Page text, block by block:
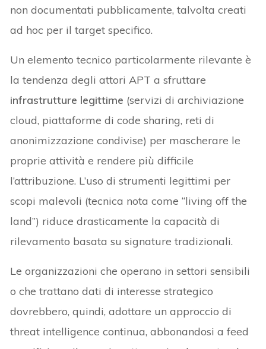
non documentati pubblicamente, talvolta creati
ad hoc per il target specifico.
Un elemento tecnico particolarmente rilevante è
la tendenza degli attori APT a sfruttare
infrastrutture legittime (servizi di archiviazione
cloud, piattaforme di code sharing, reti di
anonimizzazione condivise) per mascherare le
proprie attività e rendere più difficile
l’attribuzione. L’uso di strumenti legittimi per
scopi malevoli (tecnica nota come “living off the
land”) riduce drasticamente la capacità di
rilevamento basata su signature tradizionali.
Le organizzazioni che operano in settori sensibili
o che trattano dati di interesse strategico
dovrebbero, quindi, adottare un approccio di
threat intelligence continua, abbonandosi a feed